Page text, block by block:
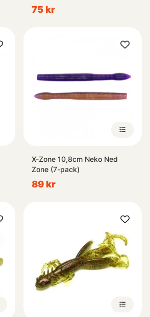
75 kr
X-Zone 10,8cm Neko Ned
Zone (7-pack)
89 kr